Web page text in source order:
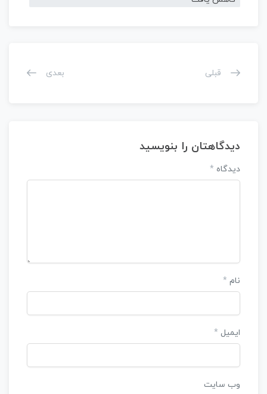
قبلی بعدی
دیدگاهتان را بنویسید
دیدگاه *
نام *
ایمیل *
وب‌ سایت